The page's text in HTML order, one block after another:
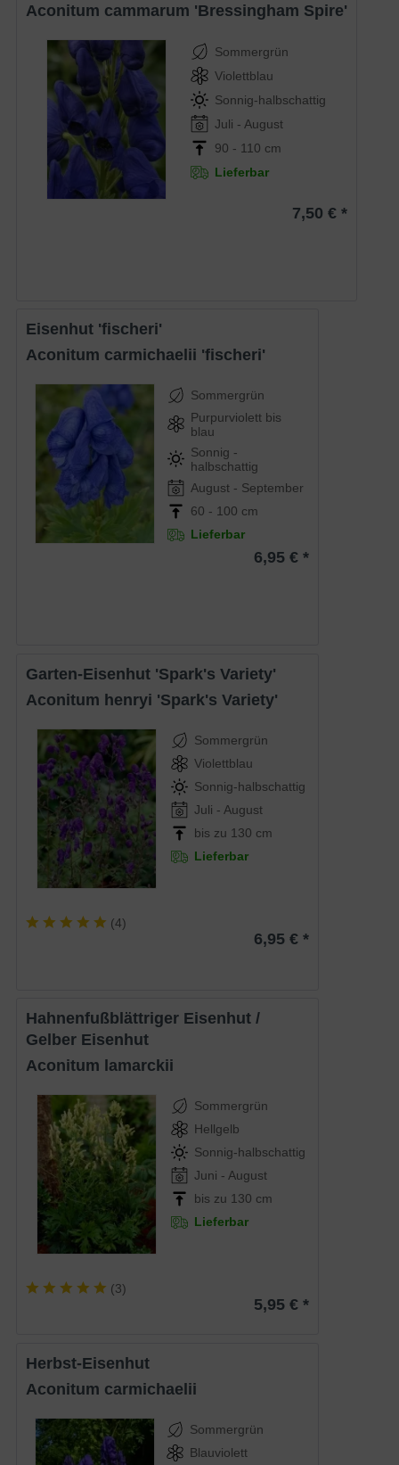
Aconitum cammarum 'Bressingham Spire'
Sommergrün
Violettblau
Sonnig-halbschattig
Juli - August
90 - 110 cm
Lieferbar
7,50 € *
Eisenhut 'fischeri'
Aconitum carmichaelii 'fischeri'
Sommergrün
Purpurviolett bis
blau
Sonnig -
halbschattig
August - September
60 - 100 cm
Lieferbar
6,95 € *
Garten-Eisenhut 'Spark's Variety'
Aconitum henryi 'Spark's Variety'
Sommergrün
Violettblau
Sonnig-halbschattig
Juli - August
bis zu 130 cm
Lieferbar
(4)
6,95 € *
Hahnenfußblättriger Eisenhut /
Gelber Eisenhut
Aconitum lamarckii
Sommergrün
Hellgelb
Sonnig-halbschattig
Juni - August
bis zu 130 cm
Lieferbar
(3)
5,95 € *
Herbst-Eisenhut
Aconitum carmichaelii
Sommergrün
Blauviolett